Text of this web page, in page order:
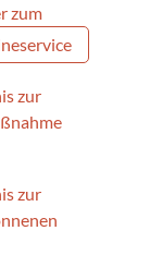
zum
zur
zur